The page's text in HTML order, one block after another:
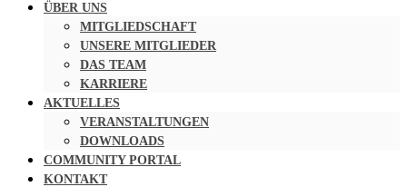
ÜBER UNS
MITGLIEDSCHAFT
UNSERE MITGLIEDER
DAS TEAM
KARRIERE
AKTUELLES
VERANSTALTUNGEN
DOWNLOADS
COMMUNITY PORTAL
KONTAKT